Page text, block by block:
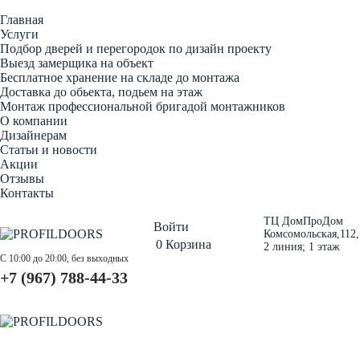
Главная
Услуги
Подбор дверей и перегородок по дизайн проекту
Выезд замерщика на объект
Бесплатное хранение на складе до монтажа
Доставка до обьекта, подьем на этаж
Монтаж профессиональной бригадой монтажников
О компании
Дизайнерам
Статьи и новости
Акции
Отзывы
Контакты
ТЦ ДомПроДом
Комсомольская,112,
2 линия; 1 этаж
С 10:00 до 20:00, без выходных
+7 (967) 788-44-33
Войти
0 Корзина